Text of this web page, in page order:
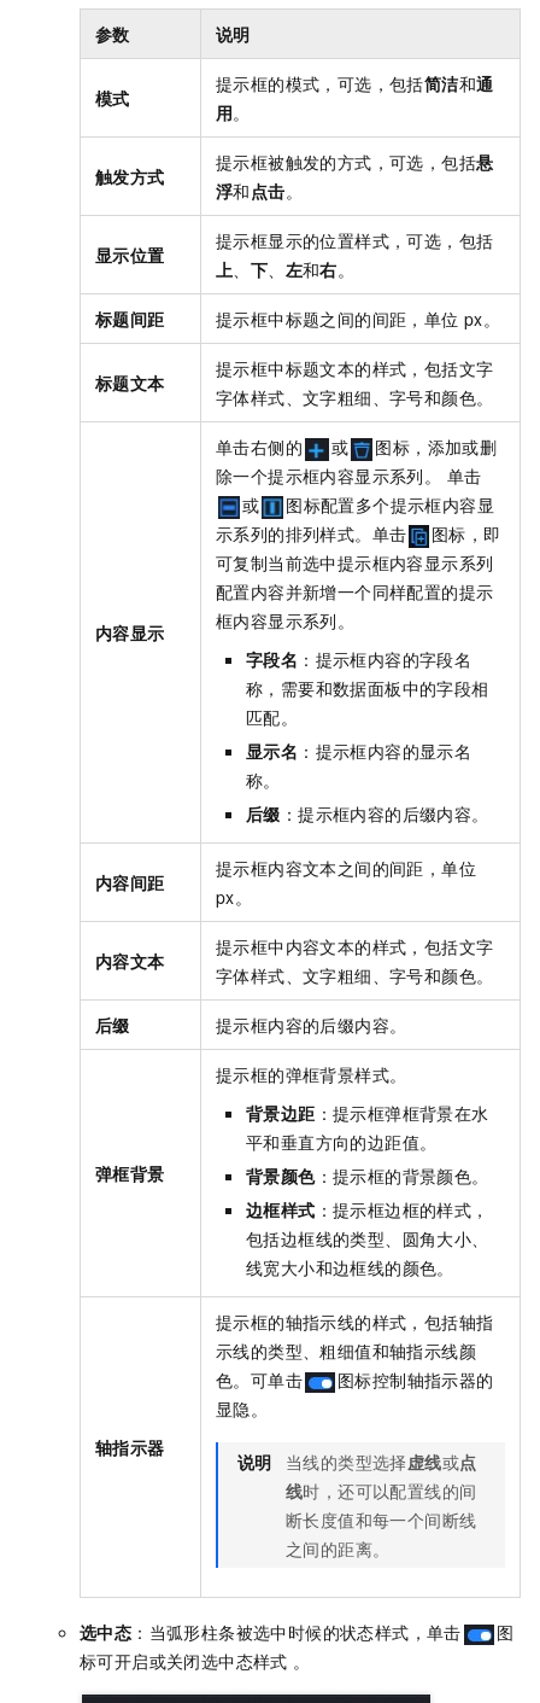
参数 说明
模式
提示框的模式，可选，包括简洁和通
用。
触发方式
提示框被触发的方式，可选，包括悬
浮和点击。
显示位置
提示框显示的位置样式，可选，包括
上、 下、 左和右。
标题间距 提示框中标题之间的间距，单位 px。
标题文本
提示框中标题文本的样式，包括文字
字体样式、文字粗细、字号和颜色。
内容显示
单击右侧的 或
图标，添加或删
除一个提示框内容显示系列。 单击
或
图标配置多个提示框内容显
示系列的排列样式。单击
图标，即
可复制当前选中提示框内容显示系列
配置内容并新增一个同样配置的提示
框内容显示系列。
字段名 ：提示框内容的字段名
称，需要和数据面板中的字段相
匹配。
显示名 ：提示框内容的显示名
称。
后缀 ：提示框内容的后缀内容。
内容间距
提示框内容文本之间的间距，单位
px。
内容文本
提示框中内容文本的样式，包括文字
字体样式、文字粗细、字号和颜色。
后缀 提示框内容的后缀内容。
弹框背景
提示框的弹框背景样式。
背景边距 ：提示框弹框背景在水
平和垂直方向的边距值。
背景颜色：提示框的背景颜色。
边框样式 ：提示框边框的样式，
包括边框线的类型、圆角大小、
线宽大小和边框线的颜色。
轴指示器
提示框的轴指示线的样式，包括轴指
示线的类型、粗细值和轴指示线颜
色。可单击
图标控制轴指示器的
显隐。
说明 当线的类型选择虚线或点
线时，还可以配置线的间
断长度值和每一个间断线
之间的距离。
选中态 ：当弧形柱条被选中时候的状态样式，单击
图
标可开启或关闭选中态样式 。